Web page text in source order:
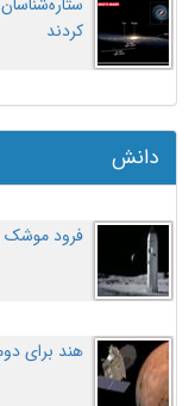
کردند
دانش
فرود موشک
هند برای